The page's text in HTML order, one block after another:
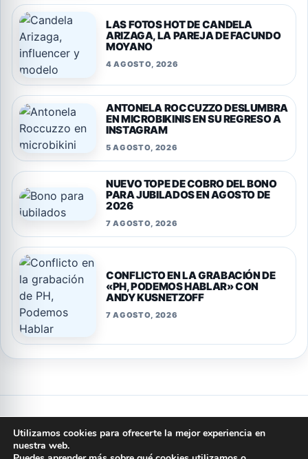
LAS FOTOS HOT DE CANDELA
ARIZAGA, LA PAREJA DE FACUNDO
MOYANO
4 AGOSTO, 2026
ANTONELA ROCCUZZO DESLUMBRA
EN MICROBIKINIS EN SU REGRESO A
INSTAGRAM
5 AGOSTO, 2026
NUEVO TOPE DE COBRO DEL BONO
PARA JUBILADOS EN AGOSTO DE
2026
7 AGOSTO, 2026
CONFLICTO EN LA GRABACIÓN DE
«PH, PODEMOS HABLAR» CON
ANDY KUSNETZOFF
7 AGOSTO, 2026
PrivacidadCookiesTerminos y condicionesAviso legal
Quienes somosPolitica editorialContacto
Utilizamos cookies para ofrecerte la mejor experiencia en
nuestra web.